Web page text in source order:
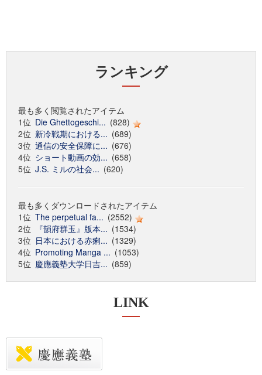
ランキング
最も多く閲覧されたアイテム
1位 Die Ghettogeschi... (828)
2位 新冷戦期における... (689)
3位 通信の安全保障に... (676)
4位 ショート動画の効... (658)
5位 J.S. ミルの社会... (620)
最も多くダウンロードされたアイテム
1位 The perpetual fa... (2552)
2位
『韻府群玉』版本... (1534)
3位 日本における赤痢... (1329)
4位 Promoting Manga ... (1053)
5位 慶應義塾大学日吉... (859)
LINK